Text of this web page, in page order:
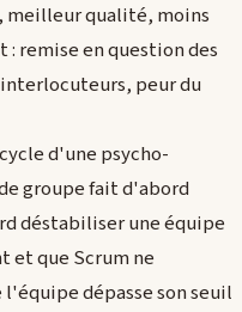
meilleur qualité, moins
remise en question des
peur du
d'une psycho-
groupe fait d'abord
déstabiliser une équipe
et que Scrum ne
dépasse son seuil